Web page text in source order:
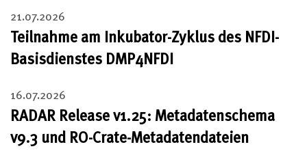
erteilte Einwilligung für die Zukunft widerrufen.
Datenschutzerklärung
Impressum
21.07.2026
Teilnahme am Inkubator-Zyklus des NFDI-
Basisdienstes DMP4NFDI
16.07.2026
RADAR Release v1.25: Metadatenschema
v9.3 und RO-Crate-Metadatendateien